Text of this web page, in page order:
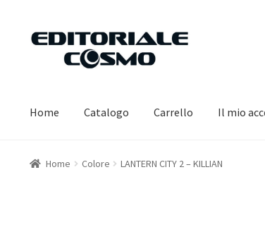
Vai
navigazione
Vai
Home Catalogo Carrello Il mio
Home Colore LANTERN CITY 2 – KILLIAN